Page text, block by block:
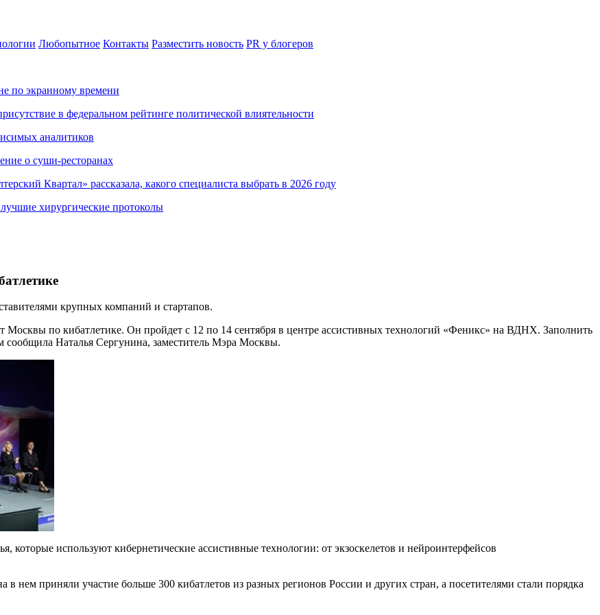
Любопытное Контакты Разместить новость PR у блогеров
по экранному времени
в федеральном рейтинге политической влиятельности
аналитиков
о суши-ресторанах
Квартал» рассказала, какого специалиста выбрать в 2026 году
хирургические протоколы
крупных компаний и стартапов.
Москвы по кибатлетике. Он пройдет с 12 по 14 сентября в центре ассистивных технологий «Феникс» на ВДНХ. Заполнить
Наталья Сергунина, заместитель Мэра Москвы.
которые используют кибернетические ассистивные технологии: от экзоскелетов и нейроинтерфейсов
в нем приняли участие больше 300 кибатлетов из разных регионов России и других стран, а посетителями стали порядка